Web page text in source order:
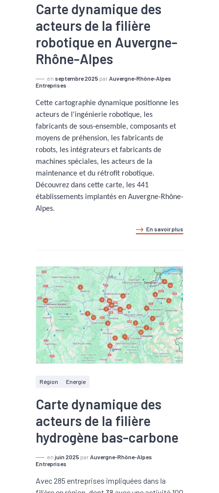
Carte dynamique des
acteurs de la filière
robotique en Auvergne-
Rhône-Alpes
en septembre 2025 par Auvergne-Rhône-Alpes
Entreprises
Cette cartographie dynamique positionne les
acteurs de l'ingénierie robotique, les
fabricants de sous-ensemble, composants et
moyens de préhension, les fabricants de
robots, les intégrateurs et fabricants de
machines spéciales, les acteurs de la
maintenance et du rétrofit robotique.
Découvrez dans cette carte, les 441
établissements implantés en Auvergne-Rhône-
Alpes.
En savoir plus
Région Energie
Carte dynamique des
acteurs de la filière
hydrogène bas-carbone
en juin 2025 par Auvergne-Rhône-Alpes
Entreprises
Avec 285 entreprises impliquées dans la